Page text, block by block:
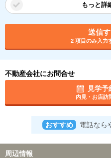
もっと詳
送信
2 項目のみ入力
不動産会社にお問合せ
見学予
内見・お店訪
おすすめ 電話なら
周辺情報